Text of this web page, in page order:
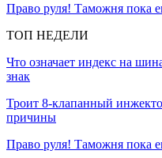
Право руля! Таможня пока
ТОП НЕДЕЛИ
Что означает индекс на
знак
Троит 8-клапанный
причины
Право руля! Таможня пока